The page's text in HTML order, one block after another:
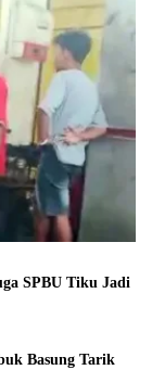
SPBU Tiku Jadi
Basung Tarik